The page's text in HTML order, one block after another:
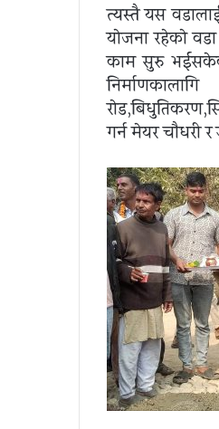
त्यस्तै यस
याेजना रहेकाे
काम सुरु
गर्न मेयर चाैधरी